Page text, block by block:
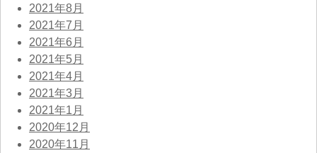
2021年8月
2021年7月
2021年6月
2021年5月
2021年4月
2021年3月
2021年1月
2020年12月
2020年11月